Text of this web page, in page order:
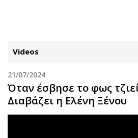
ΚΑΤΗΓΟΡΙΕΣ ΣΥΝΔΕΣΗ
Κύπρος
Videos
21/07/2024
Όταν έσβησε το φως
Διαβάζει η Ελένη Ξένου